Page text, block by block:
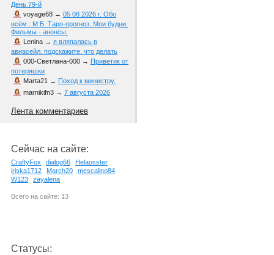
День 79-й
voyage68 → 05 08 2026 г. Обо
всём : М Б. Таро-прогноз. Мои будни.
Фильмы - анонсы.
Lenina → я вляпалась в
авиасейл. подскажите. что делать
000-Светлана-000 → Приветик от
потеряшки
Marta21 → Поход к министру.
marnikifn3 → 7 августа 2026
Лента комментариев
Сейчас на сайте:
CraftyFox dialog66
Helaosster
iriska1712
March20
mescalino84
W123
zayalena
Всего на сайте: 13
Статусы: